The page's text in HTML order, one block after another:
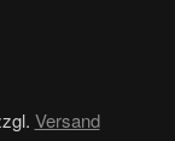
Versand